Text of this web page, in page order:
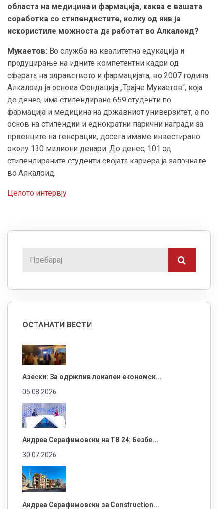
областа на медицина и фармација, каква е вашата
соработка со стипендистите, колку од нив ја
искористиле можноста да работат во Алкалоид?
Мукаетов: Во служба на квалитетна едукација и
продуцирање на идните компетентни кадри од
сферата на здравството и фармацијата, во 2007 година
Алкалоид ја основа Фондација „Трајче Мукаетов“, која
до денес, има стипендирано 659 студенти по
фармација и медицина на државниот универзитет, а по
основ на стипендии и еднократни парични награди за
првенците на генерации, досега имаме инвестирано
околу 130 милиони денари. До денес, 101 од
стипендираните студенти својата кариера ја започнале
во Алкалоид.
Целото интервју
ОСТАНАТИ ВЕСТИ
Азески: За одржлив локален економск...
05.08.2026
Андреа Серафимовски на ТВ 24: Безбе...
30.07.2026
Андреа Серафимовски за Construction...